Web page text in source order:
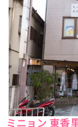
ミニョン 東香